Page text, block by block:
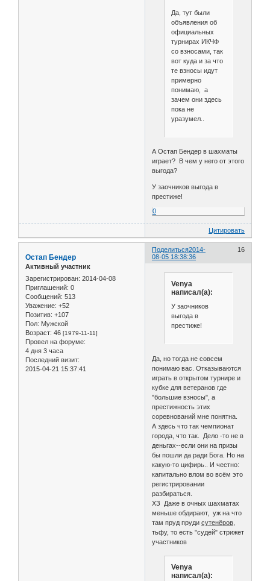
Да, тут были
объявления об
официальных
турнирах ИКЧФ
со взносами, так
вот куда и за что
те взносы идут
примерно
понимаю, а
зачем они здесь
пока не
уразумел..
А Остап Бендер в шахматы
играет? В чем у него от этого
выгода?
У заочников выгода в
престиже!
0
Цитировать
Поделиться 16
2014-
08-05 18:38:36
Остап Бендер
Активный участник
Зарегистрирован: 2014-04-08
Приглашений: 0
Сообщений: 513
Уважение: +52
Позитив: +107
Пол: Мужской
Возраст: 46 [1979-11-11]
Провел на форуме:
4 дня 3 часа
Последний визит:
2015-04-21 15:37:41
Venya
написал(а):
У заочников
выгода в
престиже!
Да, но тогда не совсем
понимаю вас. Отказываются
играть в открытом турнире и
кубке для ветеранов где
"большие взносы", а
престижность этих
соревнований мне понятна.
А здесь что так чемпионат
города, что так. Дело -то не в
деньгах--если они на призы
бы пошли да ради Бога. Но на
какую-то цифирь.. И честно:
капитально влом во всём это
регистрировании
разбираться.
ХЗ Даже в очных шахматах
меньше обдирают, уж на что
там пруд прудисутенёров
тьфу, то есть "судей" стрижет
участников
Venya
написал(а):